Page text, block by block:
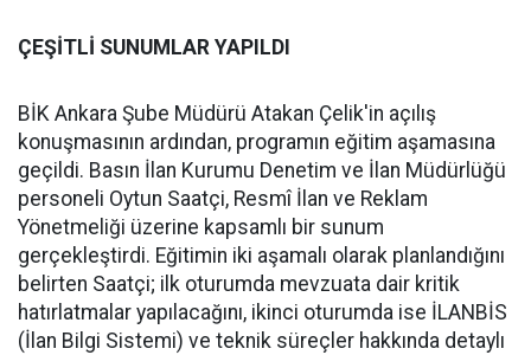
ÇEŞİTLİ SUNUMLAR YAPILDI
BİK Ankara Şube Müdürü Atakan Çelik'in açılış
konuşmasının ardından, programın eğitim aşamasına
geçildi. Basın İlan Kurumu Denetim ve İlan Müdürlüğü
personeli Oytun Saatçi, Resmî İlan ve Reklam
Yönetmeliği üzerine kapsamlı bir sunum
gerçekleştirdi. Eğitimin iki aşamalı olarak planlandığını
belirten Saatçi; ilk oturumda mevzuata dair kritik
hatırlatmalar yapılacağını, ikinci oturumda ise İLANBİS
(İlan Bilgi Sistemi) ve teknik süreçler hakkında detaylı